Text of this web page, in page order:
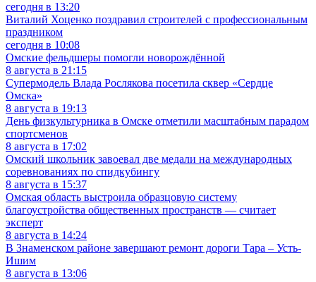
сегодня в 13:20
Виталий Хоценко поздравил строителей с профессиональным
праздником
сегодня в 10:08
Омские фельдшеры помогли новорождённой
8 августа в 21:15
Супермодель Влада Рослякова посетила сквер «Сердце
Омска»
8 августа в 19:13
День физкультурника в Омске отметили масштабным парадом
спортсменов
8 августа в 17:02
Омский школьник завоевал две медали на международных
соревнованиях по спидкубингу
8 августа в 15:37
Омская область выстроила образцовую систему
благоустройства общественных пространств — считает
эксперт
8 августа в 14:24
В Знаменском районе завершают ремонт дороги Тара – Усть-
Ишим
8 августа в 13:06